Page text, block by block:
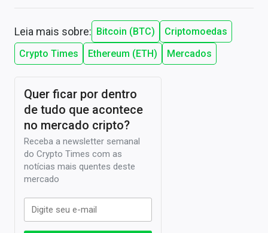
Leia mais sobre: Bitcoin (BTC)
Criptomoedas
Crypto Times
Ethereum (ETH) Mercados
Quer ficar por dentro
de tudo que acontece
no mercado cripto?
Receba a newsletter semanal
do Crypto Times com as
notícias mais quentes deste
mercado